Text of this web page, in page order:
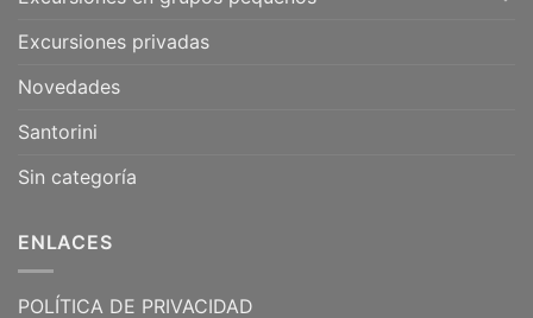
Excursiones privadas
Novedades
Santorini
Sin categoría
ENLACES
POLÍTICA DE PRIVACIDAD